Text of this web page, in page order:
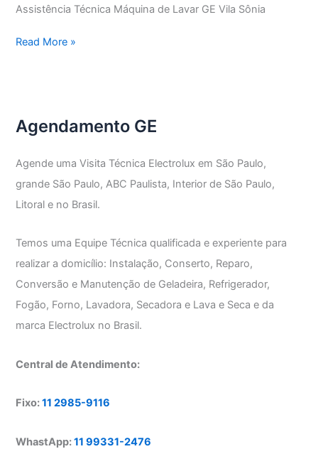
Assistência Técnica Máquina de Lavar GE Vila Sônia
Assistência
GE
Read More »
Agendamento GE
Agende uma Visita Técnica Electrolux em São Paulo,
grande São Paulo, ABC Paulista, Interior de São Paulo,
Litoral e no Brasil.
Temos uma Equipe Técnica qualificada e experiente para
realizar a domicílio: Instalação, Conserto, Reparo,
Conversão e Manutenção de Geladeira, Refrigerador,
Fogão, Forno, Lavadora, Secadora e Lava e Seca e da
marca Electrolux no Brasil.
Central de Atendimento:
Fixo:11 2985-9116
WhastApp:11 99331-2476